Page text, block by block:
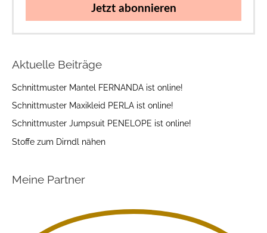
Jetzt abonnieren
Aktuelle Beiträge
Schnittmuster Mantel FERNANDA ist online!
Schnittmuster Maxikleid PERLA ist online!
Schnittmuster Jumpsuit PENELOPE ist online!
Stoffe zum Dirndl nähen
Meine Partner